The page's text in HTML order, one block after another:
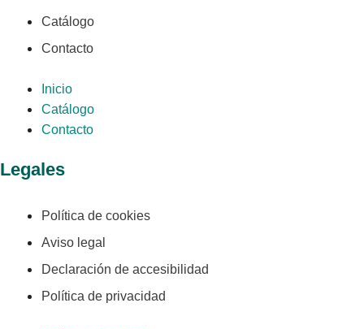
Catálogo
Contacto
Inicio
Catálogo
Contacto
Legales
Política de cookies
Aviso legal
Declaración de accesibilidad
Política de privacidad